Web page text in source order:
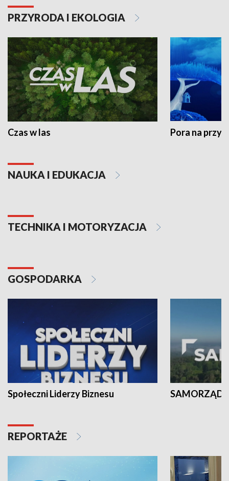
PRZYRODA I EKOLOGIA
Czas w las Pora na
NAUKA I EDUKACJA
TECHNIKA I MOTORYZACJA
GOSPODARKA
Społeczni Liderzy Biznesu SAMORZĄD
REPORTAŻE